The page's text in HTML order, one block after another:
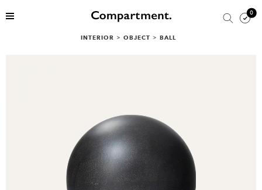
0
INTERIOR > OBJECT > BALL